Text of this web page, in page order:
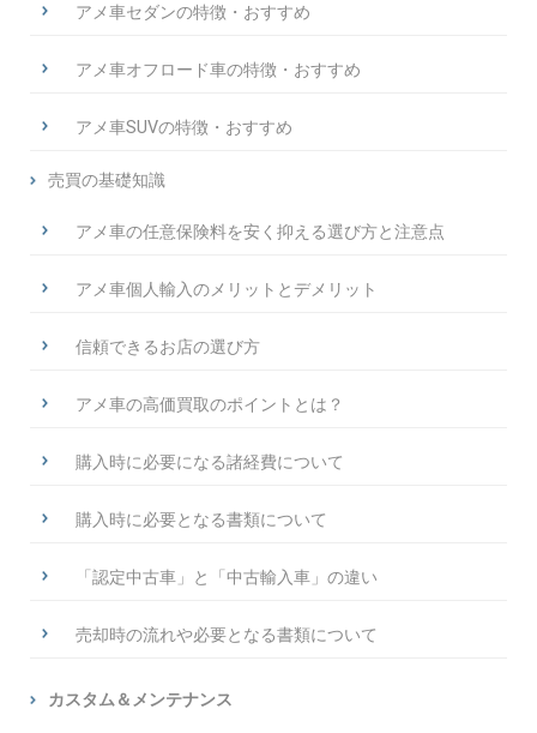
アメ車セダンの特徴・おすすめ
アメ車オフロード車の特徴・おすすめ
アメ車SUVの特徴・おすすめ
売買の基礎知識
アメ車の任意保険料を安く抑える選び方と注意点
アメ車個人輸入のメリットとデメリット
信頼できるお店の選び方
アメ車の高価買取のポイントとは？
購入時に必要になる諸経費について
購入時に必要となる書類について
「認定中古車」と「中古輸入車」の違い
売却時の流れや必要となる書類について
カスタム＆メンテナンス